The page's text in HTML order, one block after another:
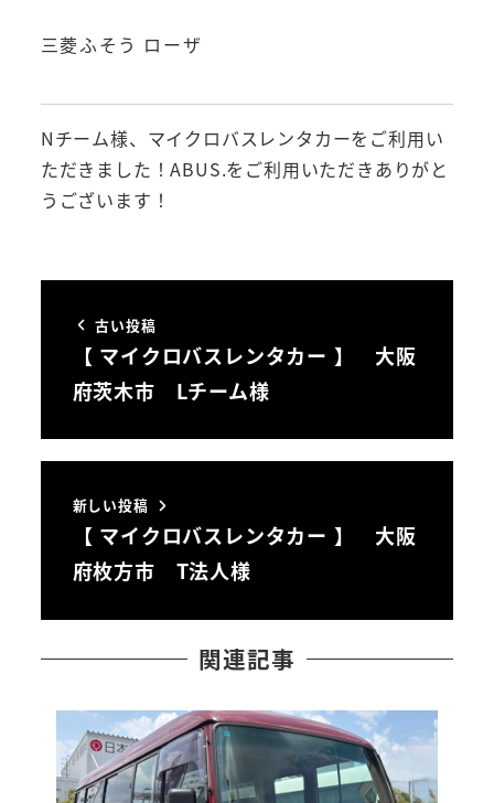
三菱ふそう ローザ
Nチーム様、マイクロバスレンタカーをご利用い
ただきました！ABUS.をご利用いただきありがと
うございます！
古い投稿
【 マイクロバスレンタカー 】 大阪
府茨木市 Lチーム様
新しい投稿
【 マイクロバスレンタカー 】 大阪
府枚方市 T法人様
関連記事